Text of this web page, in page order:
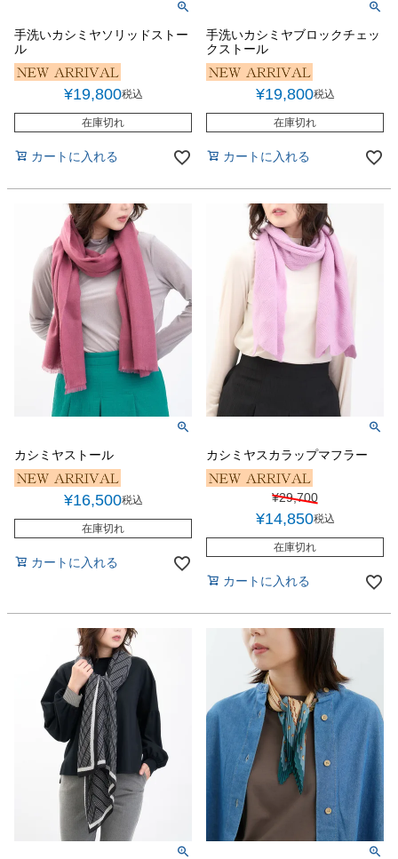
手洗いカシミヤソリッドストー
ル
¥19,800税込
在庫切れ
カートに入れる
手洗いカシミヤブロックチェッ
クストール
¥19,800税込
在庫切れ
カートに入れる
カシミヤストール
¥16,500税込
在庫切れ
カートに入れる
カシミヤスカラップマフラー
¥29,700
¥14,850税込
在庫切れ
カートに入れる